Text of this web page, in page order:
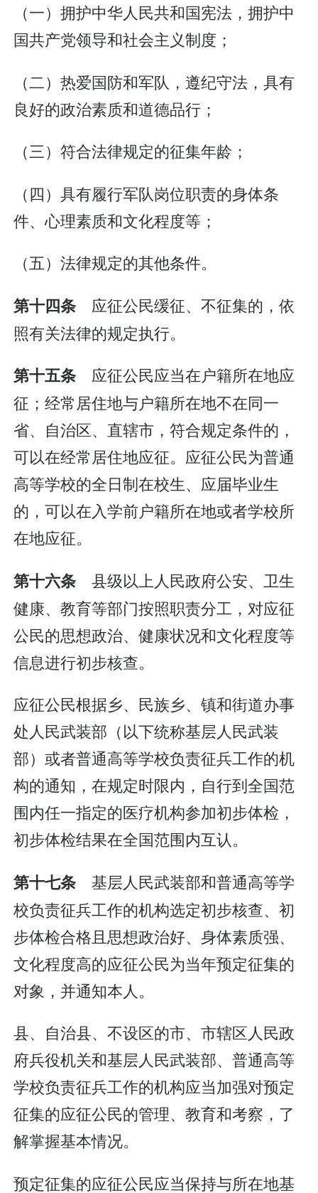
（一）拥护中华人民共和国宪法，拥护中
国共产党领导和社会主义制度；
（二）热爱国防和军队，遵纪守法，具有
良好的政治素质和道德品行；
（三）符合法律规定的征集年龄；
（四）具有履行军队岗位职责的身体条
件、心理素质和文化程度等；
（五）法律规定的其他条件。
第十四条 应征公民缓征、不征集的，依
照有关法律的规定执行。
第十五条 应征公民应当在户籍所在地应
征；经常居住地与户籍所在地不在同一
省、自治区、直辖市，符合规定条件的，
可以在经常居住地应征。应征公民为普通
高等学校的全日制在校生、应届毕业生
的，可以在入学前户籍所在地或者学校所
在地应征。
第十六条 县级以上人民政府公安、卫生
健康、教育等部门按照职责分工，对应征
公民的思想政治、健康状况和文化程度等
信息进行初步核查。
应征公民根据乡、民族乡、镇和街道办事
处人民武装部（以下统称基层人民武装
部）或者普通高等学校负责征兵工作的机
构的通知，在规定时限内，自行到全国范
围内任一指定的医疗机构参加初步体检，
初步体检结果在全国范围内互认。
第十七条 基层人民武装部和普通高等学
校负责征兵工作的机构选定初步核查、初
步体检合格且思想政治好、身体素质强、
文化程度高的应征公民为当年预定征集的
对象，并通知本人。
县、自治县、不设区的市、市辖区人民政
府兵役机关和基层人民武装部、普通高等
学校负责征兵工作的机构应当加强对预定
征集的应征公民的管理、教育和考察，了
解掌握基本情况。
预定征集的应征公民应当保持与所在地基